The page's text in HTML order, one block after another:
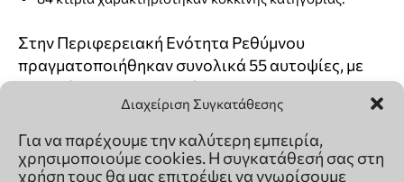
Διαχείριση Συγκατάθεσης
Για να παρέχουμε την καλύτερη εμπειρία,
χρησιμοποιούμε cookies. Η συγκατάθεσή σας στη
χρήση τους θα μας επιτρέψει να γνωρίσουμε